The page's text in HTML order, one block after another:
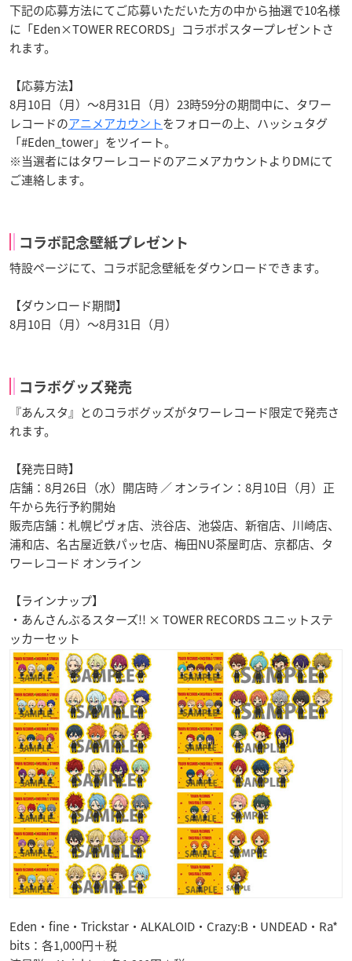
下記の応募方法にてご応募いただいた方の中から抽選で10名様
に「Eden×TOWER RECORDS」コラボポスタープレゼントさ
れます。
【応募方法】
8月10日（月）～8月31日（月）23時59分の期間中に、タワー
レコードのアニメアカウントをフォローの上、ハッシュタグ
「#Eden_tower」をツイート。
※当選者にはタワーレコードのアニメアカウントよりDMにて
ご連絡します。
コラボ記念壁紙プレゼント
特設ページにて、コラボ記念壁紙をダウンロードできます。
【ダウンロード期間】
8月10日（月）～8月31日（月）
コラボグッズ発売
『あんスタ』とのコラボグッズがタワーレコード限定で発売さ
れます。
【発売日時】
店舗：8月26日（水）開店時 ／ オンライン：8月10日（月）正
午から先行予約開始
販売店舗：札幌ピヴォ店、渋谷店、池袋店、新宿店、川崎店、
浦和店、名古屋近鉄パッセ店、梅田NU茶屋町店、京都店、タ
ワーレコード オンライン
【ラインナップ】
・あんさんぶるスターズ!! × TOWER RECORDS ユニットステ
ッカーセット
Eden・fine・Trickstar・ALKALOID・Crazy:B・UNDEAD・Ra*
bits：各1,000円＋税